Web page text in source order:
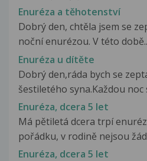
Enuréza a těhotenství
Dobrý den, chtěla jsem se
noční enurézou. V této
Enuréza u dítěte
Dobrý den,ráda bych se
šestiletého syna.Každou noc
Enuréza, dcera 5 let
Má pětiletá dcera trpí
pořádku, v rodině nejsou
Enuréza, dcera 5 let